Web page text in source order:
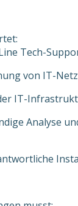
Tech-
von IT-
IT-
Analyse